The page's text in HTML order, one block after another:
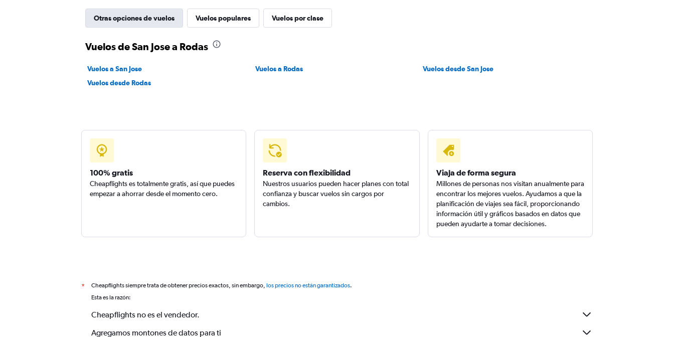
Otras opciones de vuelos Vuelos populares Vuelos por clase
Vuelos de San Jose a Rodas
Vuelos a San Jose Vuelos a Rodas
Vuelos desde San Jose
Vuelos desde Rodas
100% gratis
Cheapflights es totalmente gratis, así que puedes
empezar a ahorrar desde el momento cero.
Reserva con flexibilidad
Nuestros usuarios pueden hacer planes con total
confianza y buscar vuelos sin cargos por
cambios.
Viaja de forma segura
Millones de personas nos visitan anualmente para
encontrar los mejores vuelos. Ayudamos a que la
planificación de viajes sea fácil, proporcionando
información útil y gráficos basados en datos que
pueden ayudarte a tomar decisiones.
* Cheapflights siempre trata de obtener precios exactos, sin embargo, los precios no están garantizados.
Esta es la razón:
Cheapflights no es el vendedor.
Agregamos montones de datos para ti